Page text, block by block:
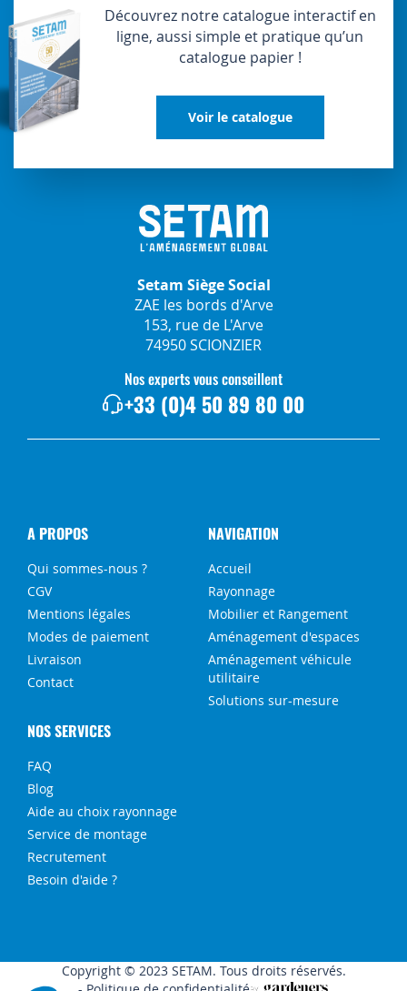
Découvrez notre catalogue interactif en
ligne, aussi simple et pratique qu’un
catalogue papier !
Voir le catalogue
Setam Siège Social
ZAE les bords d'Arve
153, rue de L'Arve
74950 SCIONZIER
Nos experts vous conseillent
+33 (0)4 50 89 80 00
A PROPOS
Qui sommes-nous ?
CGV
Mentions légales
Modes de paiement
Livraison
Contact
NAVIGATION
Accueil
Rayonnage
Mobilier et Rangement
Aménagement d'espaces
Aménagement véhicule
utilitaire
Solutions sur-mesure
NOS SERVICES
FAQ
Blog
Aide au choix rayonnage
Service de montage
Recrutement
Besoin d'aide ?
Copyright © 2023 SETAM. Tous droits réservés.